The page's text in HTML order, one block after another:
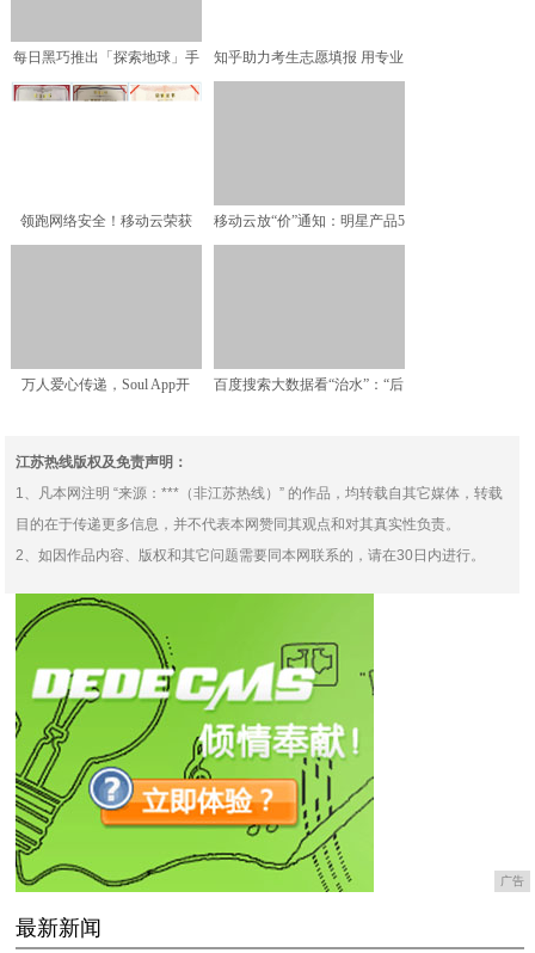
每日黑巧推出「探索地球」手
工限定黑巧克力礼盒 在
知乎助力考生志愿填报 用专业
领跑网络安全！移动云荣获
移动云放“价”通知：明星产品5
万人爱心传递，Soul App开
百度搜索大数据看“治水”：“后
江苏热线版权及免责声明：
1、凡本网注明 “来源：***（非江苏热线）” 的作品，均转载自其它媒体，转载
目的在于传递更多信息，并不代表本网赞同其观点和对其真实性负责。
2、如因作品内容、版权和其它问题需要同本网联系的，请在30日内进行。
广告
最新新闻